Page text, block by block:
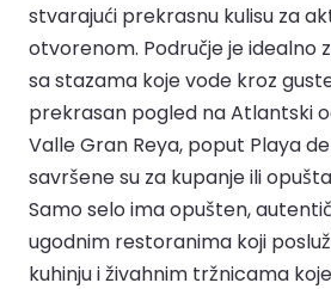
stvarajući prekrasnu kulisu za
otvorenom. Područje je idealno
sa stazama koje vode kroz
prekrasan pogled na Atlantski
Valle Gran Reya, poput Playa
savršene su za kupanje ili
Samo selo ima opušten,
ugodnim restoranima koji
kuhinju i živahnim tržnicama